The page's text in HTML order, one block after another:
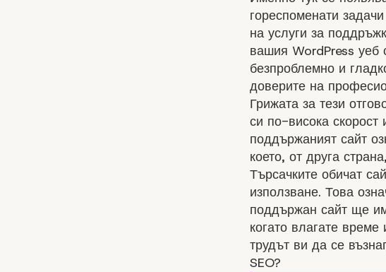
гореспоменати
на услуги за
вашия WordPress уеб
безпроблемно и
доверите на
Грижата за тези
си по-висока
поддържаният сайт
което, от друга
Търсачките обичат
използване. Това
поддържан сайт ще
когато влагате
трудът ви да се
SEO?